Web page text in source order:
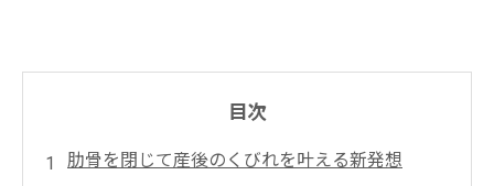
目次
肋骨を閉じて産後のくびれを叶える新発想